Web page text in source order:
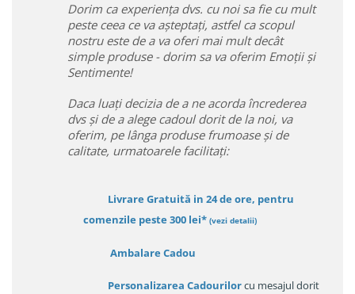
Dorim ca experiența dvs. cu noi sa fie cu mult
peste ceea ce va așteptați, astfel ca scopul
nostru este de a va oferi mai mult decât
simple produse - dorim sa va oferim Emoții și
Sentimente!
Daca luați decizia de a ne acorda încrederea
dvs și de a alege cadoul dorit de la noi, va
oferim, pe lânga produse frumoase și de
calitate, urmatoarele facilitați:
Livrare Gratuită in 24 de ore, pentru
comenzile peste 300 lei* (vezi detalii)
Ambalare Cadou
Personalizarea Cadourilorcu mesajul dorit